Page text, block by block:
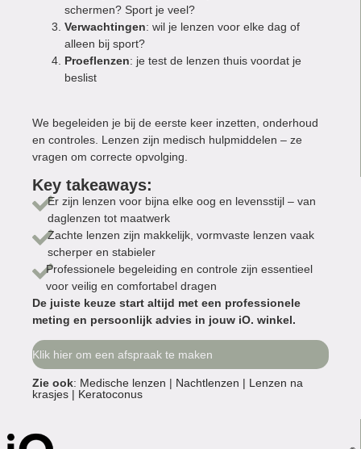
schermen? Sport je veel?
Verwachtingen: wil je lenzen voor elke dag of
alleen bij sport?
Proeflenzen: je test de lenzen thuis voordat je
beslist
We begeleiden je bij de eerste keer inzetten, onderhoud
en controles. Lenzen zijn medisch hulpmiddelen – ze
vragen om correcte opvolging.
Key takeaways:
Er zijn lenzen voor bijna elke oog en levensstijl – van
daglenzen tot maatwerk
Zachte lenzen zijn makkelijk, vormvaste lenzen vaak
scherper en stabieler
Professionele begeleiding en controle zijn essentieel
voor veilig en comfortabel dragen
De juiste keuze start altijd met een professionele
meting en persoonlijk advies in jouw iO. winkel.
Klik hier om een afspraak te maken
Zie ook: Medische lenzen | Nachtlenzen | Lenzen na
krasjes | Keratoconus